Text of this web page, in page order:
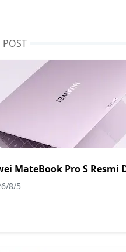
POST
MateBook Pro S Resmi
8/5